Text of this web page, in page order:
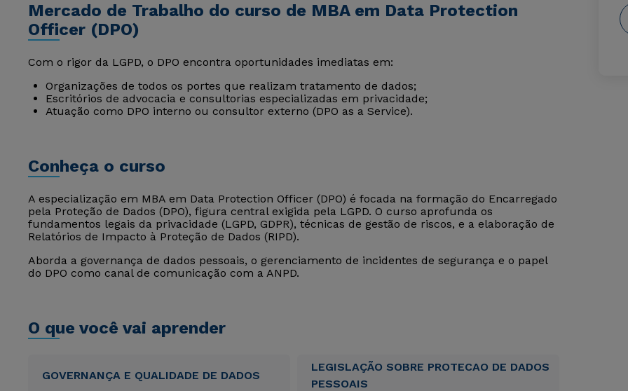
Mercado de Trabalho do curso de MBA em Data Protection
Officer (DPO)
Com o rigor da LGPD, o DPO encontra oportunidades imediatas em:
Organizações de todos os portes que realizam tratamento de dados;
Escritórios de advocacia e consultorias especializadas em privacidade;
Atuação como DPO interno ou consultor externo (DPO as a Service).
Conheça o curso
A especialização em MBA em Data Protection Officer (DPO) é focada na formação do Encarregado
pela Proteção de Dados (DPO), figura central exigida pela LGPD. O curso aprofunda os
fundamentos legais da privacidade (LGPD, GDPR), técnicas de gestão de riscos, e a elaboração de
Relatórios de Impacto à Proteção de Dados (RIPD).
Aborda a governança de dados pessoais, o gerenciamento de incidentes de segurança e o papel
do DPO como canal de comunicação com a ANPD.
O que você vai aprender
GOVERNANÇA E QUALIDADE DE DADOS
LEGISLAÇÃO SOBRE PROTECAO DE DADOS
PESSOAIS